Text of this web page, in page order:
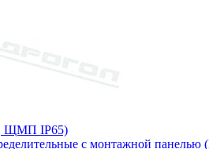
ЩМП IP65)
с монтажной